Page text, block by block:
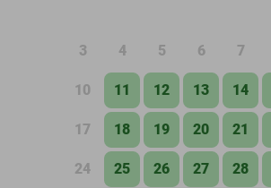
3 4 5 6 7
10 11 12 13 14
17 18 19 20 21
24 25 26 27 28